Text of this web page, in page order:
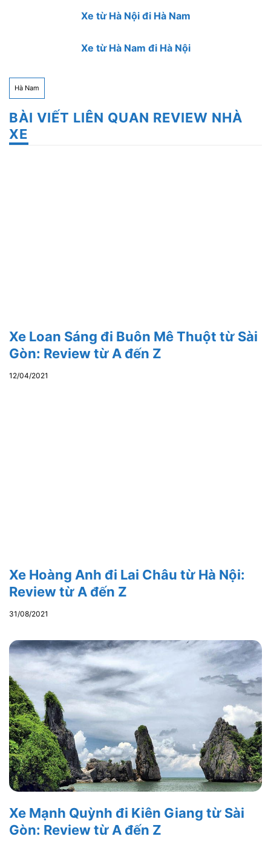
Xe từ Hà Nội đi Hà Nam
Xe từ Hà Nam đi Hà Nội
Hà Nam
BÀI VIẾT LIÊN QUAN REVIEW NHÀ
XE
Xe Loan Sáng đi Buôn Mê Thuột từ Sài
Gòn: Review từ A đến Z
12/04/2021
Xe Hoàng Anh đi Lai Châu từ Hà Nội:
Review từ A đến Z
31/08/2021
Xe Mạnh Quỳnh đi Kiên Giang từ Sài
Gòn: Review từ A đến Z